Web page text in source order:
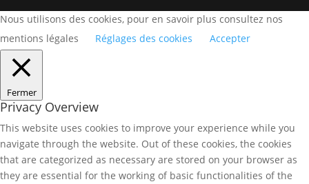
Nous utilisons des cookies, pour en savoir plus consultez nos
mentions légales
Réglages des cookies Accepter
Fermer
Privacy Overview
This website uses cookies to improve your experience while you
navigate through the website. Out of these cookies, the cookies
that are categorized as necessary are stored on your browser as
they are essential for the working of basic functionalities of the